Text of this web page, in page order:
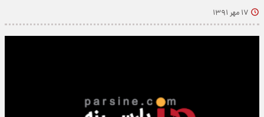
۱۷ مهر ۱۳۹۱